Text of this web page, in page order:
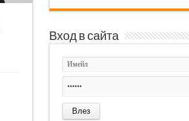
Вход в сайта